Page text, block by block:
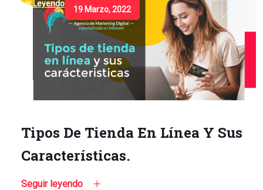
Seguir Leyendo
19 Marzo, 2022
Tipos De Tienda En Línea Y Sus
Características.
Seguir leyendo